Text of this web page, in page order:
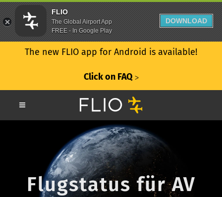
The new FLIO app for Android is available!
Click on FAQ ᐳ
Flugstatus für AV
FLIO
The Global Airport App
FREE - In Google Play
DOWNLOAD